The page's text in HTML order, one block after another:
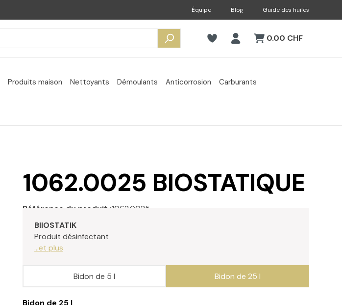
Équipe Blog Guide des huiles
0.00 CHF
Produits maison Nettoyants Démoulants Anticorrosion
Carburants
1062.0025 BIOSTATIQUE
Référence du produit :1062.0025
BIIOSTATIK
Produit désinfectant
...et plus
Bidon de 25 l
Bidon de 5 l Bidon de 25 l